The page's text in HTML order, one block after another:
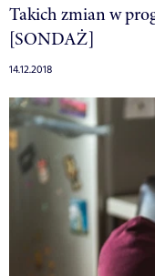
Takich zmian w
[SONDAŻ]
14.12.2018